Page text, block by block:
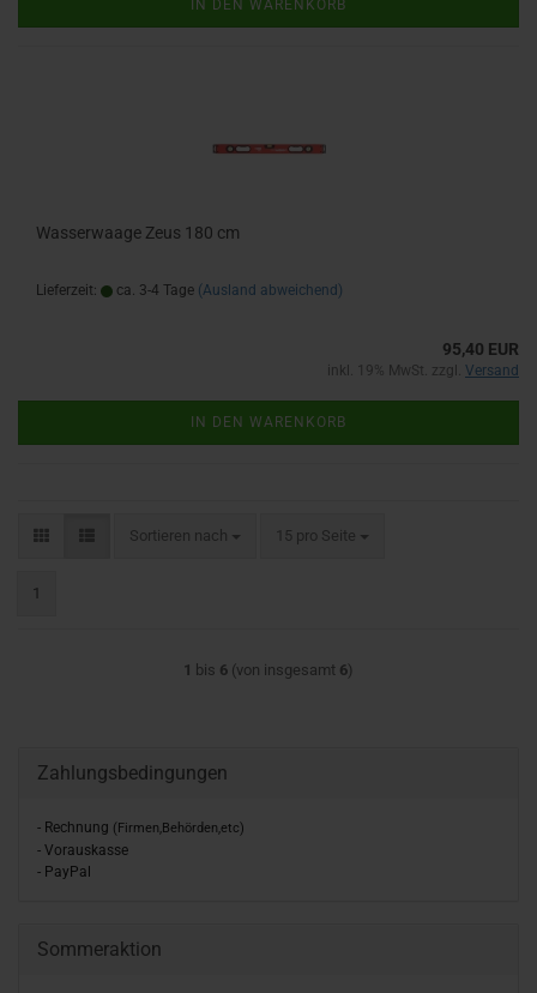
IN DEN WARENKORB
Wasserwaage Zeus 180 cm
Lieferzeit: ca. 3-4 Tage (Ausland abweichend)
95,40 EUR
inkl. 19% MwSt. zzgl. Versand
IN DEN WARENKORB
Sortieren nach
Sortieren nach 15 pro Seite
pro Seite
1
1 bis 6 (von insgesamt 6)
Zahlungsbedingungen
- Rechnung (Firmen,Behörden,etc)
- Vorauskasse
- PayPal
Sommeraktion